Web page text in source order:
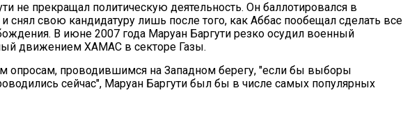
не прекращал политическую деятельность. Он баллотировался в
снял свою кандидатуру лишь после того, как Аббас пообещал сделать все
В июне 2007 года Маруан Баргути резко осудил военный
движением ХАМАС в секторе Газы.
опросам, проводившимся на Западном берегу, "если бы выборы
сейчас", Маруан Баргути был бы в числе самых популярных